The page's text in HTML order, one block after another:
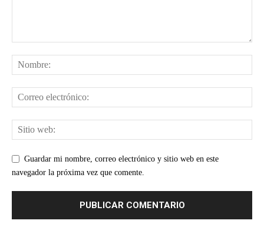
Guardar mi nombre, correo electrónico y sitio web en este
navegador la próxima vez que comente.